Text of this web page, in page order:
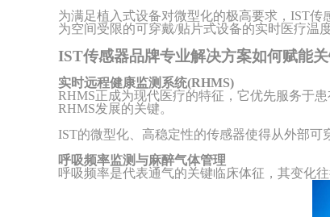
为满足植入式设备对微型化的极高要求， IST传
为空间受限的可穿戴/贴片式设备的实时医疗温
IST传感器品牌专业解决方案如何赋能
实时远程健康监测系统(RHMS)
RHMS正成为现代医疗的特征，它优先服务于
RHMS发展的关键。
IST的微型化、高稳定性的传感器使得从外部可
呼吸频率监测与麻醉气体管理
呼吸频率是代表通气的关键临床体征，其变化